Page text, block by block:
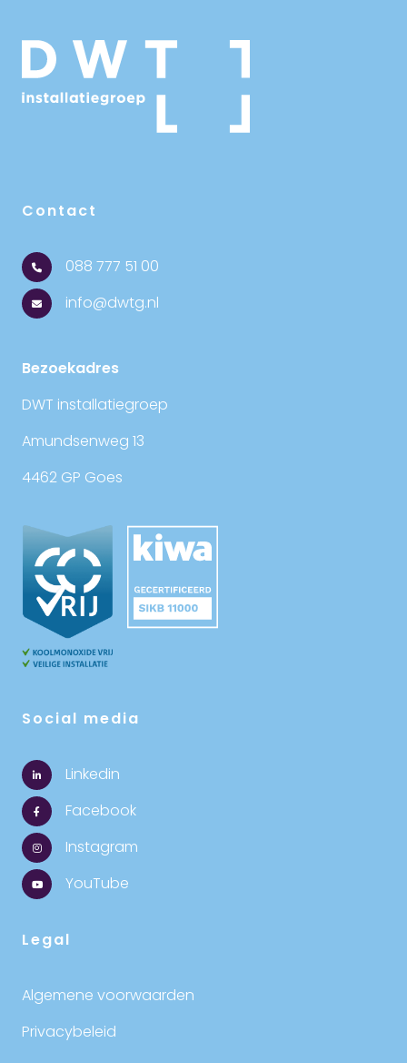
Contact
088 777 51 00
info@dwtg.nl
Bezoekadres
DWT installatiegroep
Amundsenweg 13
4462 GP Goes
Social media
Linkedin
Facebook
Instagram
YouTube
Legal
Algemene voorwaarden
Privacybeleid